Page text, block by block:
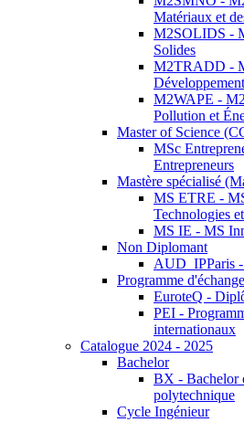
Matériaux et
M2SOLIDS -
Solides
M2TRADD -
M2WAPE -
Pollution et
Master of Science
MSc
Entrepreneurs
Mastère spécialisé
MS ETRE -
Technologies
MS IE - MS
Non Diplomant
AUD_IPParis
Programme d'échange
EuroteQ -
PEI -
internationaux
Catalogue 2024 - 2025
Bachelor
BX - Bachelor
polytechnique
Cycle Ingénieur